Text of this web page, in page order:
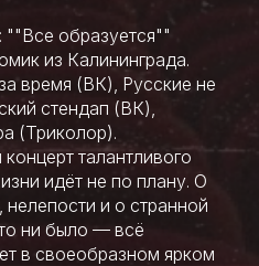
""Все образуется""
из Калининграда.
время (ВК), Русские не
стендап (ВК),
(Триколор).
талантливого
идёт не по плану. О
и о странной
ни было — всё
в своеобразном ярком